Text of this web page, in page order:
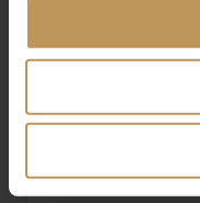
Haluan että